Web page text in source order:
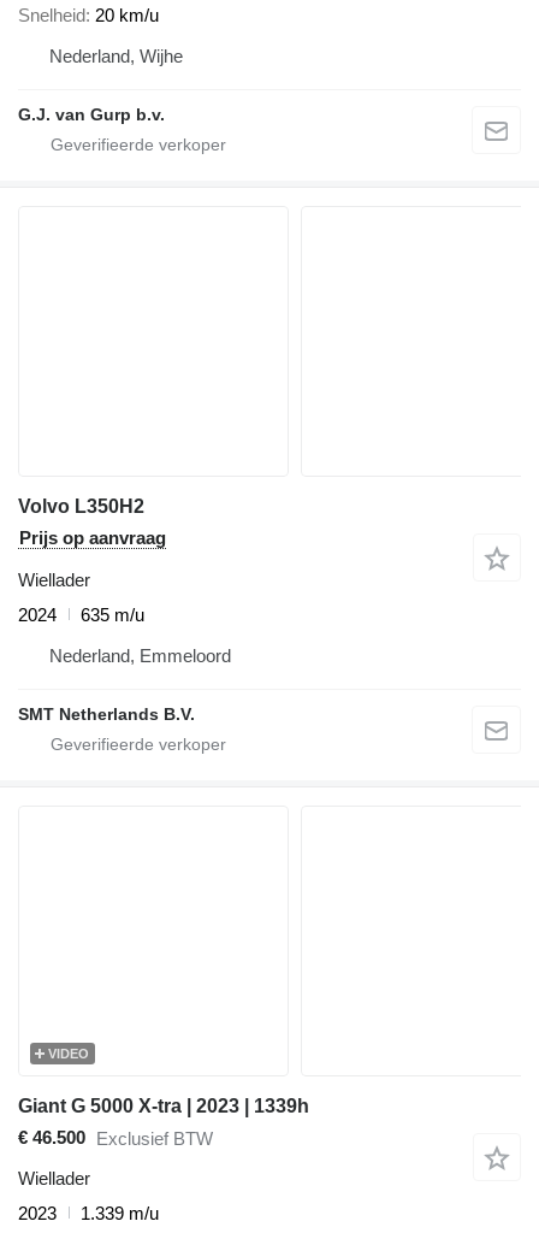
Snelheid 20 km/u
Nederland, Wijhe
G.J. van Gurp b.v.
Volvo L350H2
Prijs op aanvraag
Wiellader
2024
635 m/u
Nederland, Emmeloord
SMT Netherlands B.V.
VIDEO
Giant G 5000 X-tra | 2023 | 1339h
€ 46.500 Exclusief BTW
Wiellader
2023
1.339 m/u